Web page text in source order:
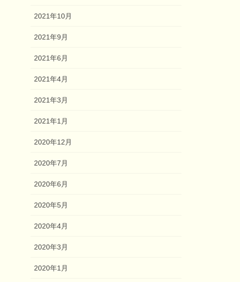
2021年10月
2021年9月
2021年6月
2021年4月
2021年3月
2021年1月
2020年12月
2020年7月
2020年6月
2020年5月
2020年4月
2020年3月
2020年1月